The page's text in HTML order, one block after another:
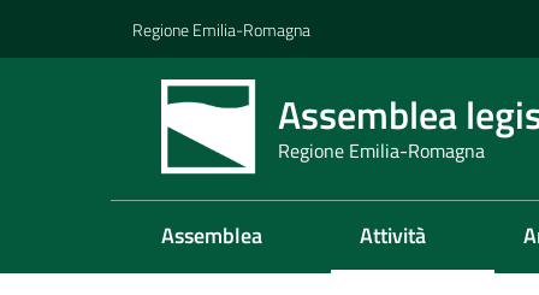
Regione Emilia-Romagna
Assemblea
Regione Emilia-Romagna
Assemblea Attività